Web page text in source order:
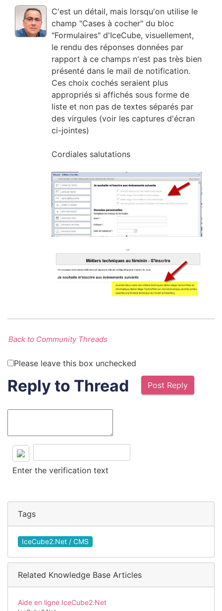
C'est un détail, mais lorsqu'on utilise le
champ "Cases à cocher" du bloc
"Formulaires" d'IceCube, visuellement,
le rendu des réponses données par
rapport à ce champs n'est pas très bien
présenté dans le mail de notification.
Ces choix cochés seraient plus
appropriés si affichés sous forme de
liste et non pas de textes séparés par
des virgules (voir les captures d'écran
ci-jointes)
Cordiales salutations
Back to Community Threads
Please leave this box unchecked
Reply to Thread
Enter the verification text
Tags
IceCube2.Net / CMS
Related Knowledge Base Articles
Aide en ligne IceCube2.Net